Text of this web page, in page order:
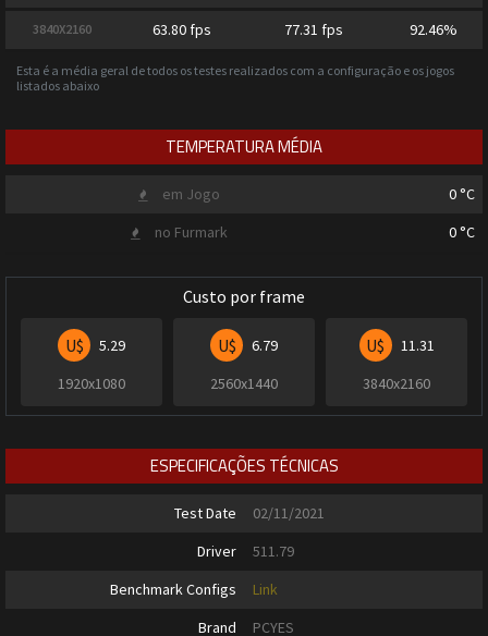
3840X2160 63.80 fps 77.31 fps 92.46%
Esta é a média geral de todos os testes realizados com a configuração e os jogos
listados abaixo
TEMPERATURA MÉDIA
em Jogo 0 °C
no Furmark
0 °C
Custo por frame
U$
5.29
1920x1080
U$
6.79
2560x1440
U$
11.31
3840x2160
ESPECIFICAÇÕES TÉCNICAS
Test Date
02/11/2021
Driver
511.79
Benchmark Configs
Link
Brand
PCYES